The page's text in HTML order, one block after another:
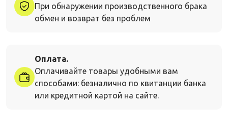
При обнаружении производственного брака
обмен и возврат без проблем
Оплата.
Оплачивайте товары удобными вам
способами: безналично по квитанции банка
или кредитной картой на сайте.